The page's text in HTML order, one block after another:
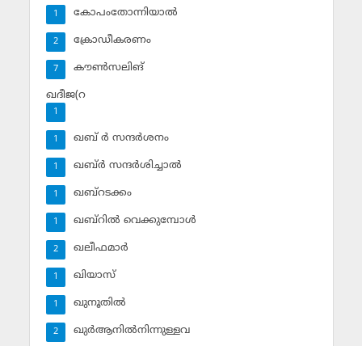
കോപംതോന്നിയാല്‍
1
ക്രോഡീകരണം
2
കൗണ്‍സലിങ്‌
7
ഖദീജ(റ
1
ഖബ് ര്‍ സന്ദര്‍ശനം
1
ഖബ്ര്‍ സന്ദര്‍ശിച്ചാല്‍
1
ഖബ്‌റടക്കം
1
ഖബ്‌റില്‍ വെക്കുമ്പോള്‍
1
ഖലീഫമാര്‍
2
ഖിയാസ്
1
ഖുനൂതില്‍
1
ഖുര്‍ആനില്‍നിന്നുള്ളവ
2